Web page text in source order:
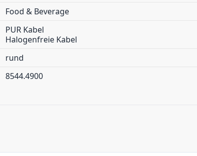
Food & Beverage
PUR Kabel
Halogenfreie Kabel
rund
8544.4900